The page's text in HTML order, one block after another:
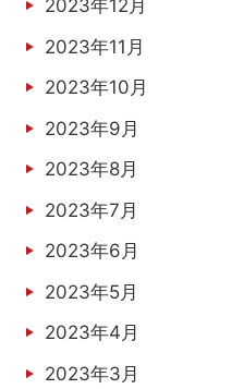
2023年12月
2023年11月
2023年10月
2023年9月
2023年8月
2023年7月
2023年6月
2023年5月
2023年4月
2023年3月